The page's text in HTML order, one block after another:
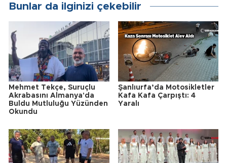
Bunlar da ilginizi çekebilir
Mehmet Tekçe, Suruçlu
Akrabasını Almanya'da
Buldu Mutluluğu Yüzünden
Okundu
Şanlıurfa’da Motosikletler
Kafa Kafa Çarpıştı: 4
Yaralı